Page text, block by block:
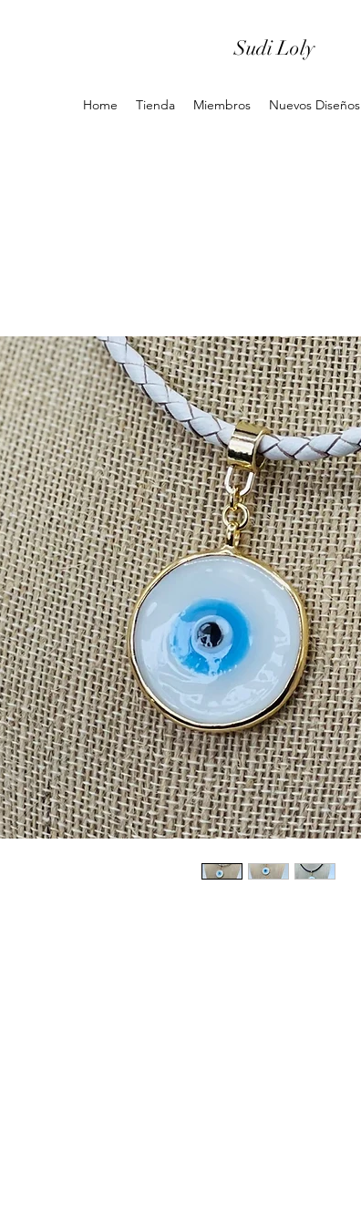
Sudi Loly
Home Tienda Miembros Nuevos Diseños